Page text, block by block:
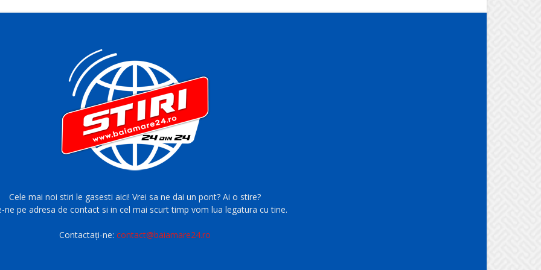
Cele mai noi stiri le gasesti aici! Vrei sa ne dai un pont? Ai o stire?
ne pe adresa de contact si in cel mai scurt timp vom lua legatura cu tine.
Contactați-ne:contact@baiamare24.ro